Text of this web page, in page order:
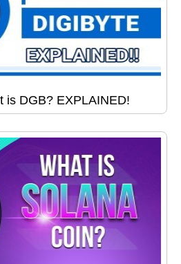
is DGB? EXPLAINED!